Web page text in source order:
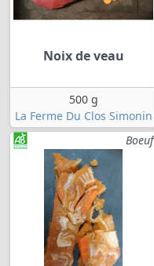
Noix de veau
500 g
La Ferme Du Clos Simonin
Boeuf